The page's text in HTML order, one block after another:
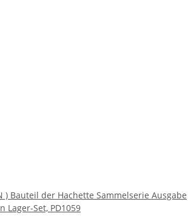
) Bauteil der Hachette Sammelserie Ausgabe
Lager-Set, PD1059